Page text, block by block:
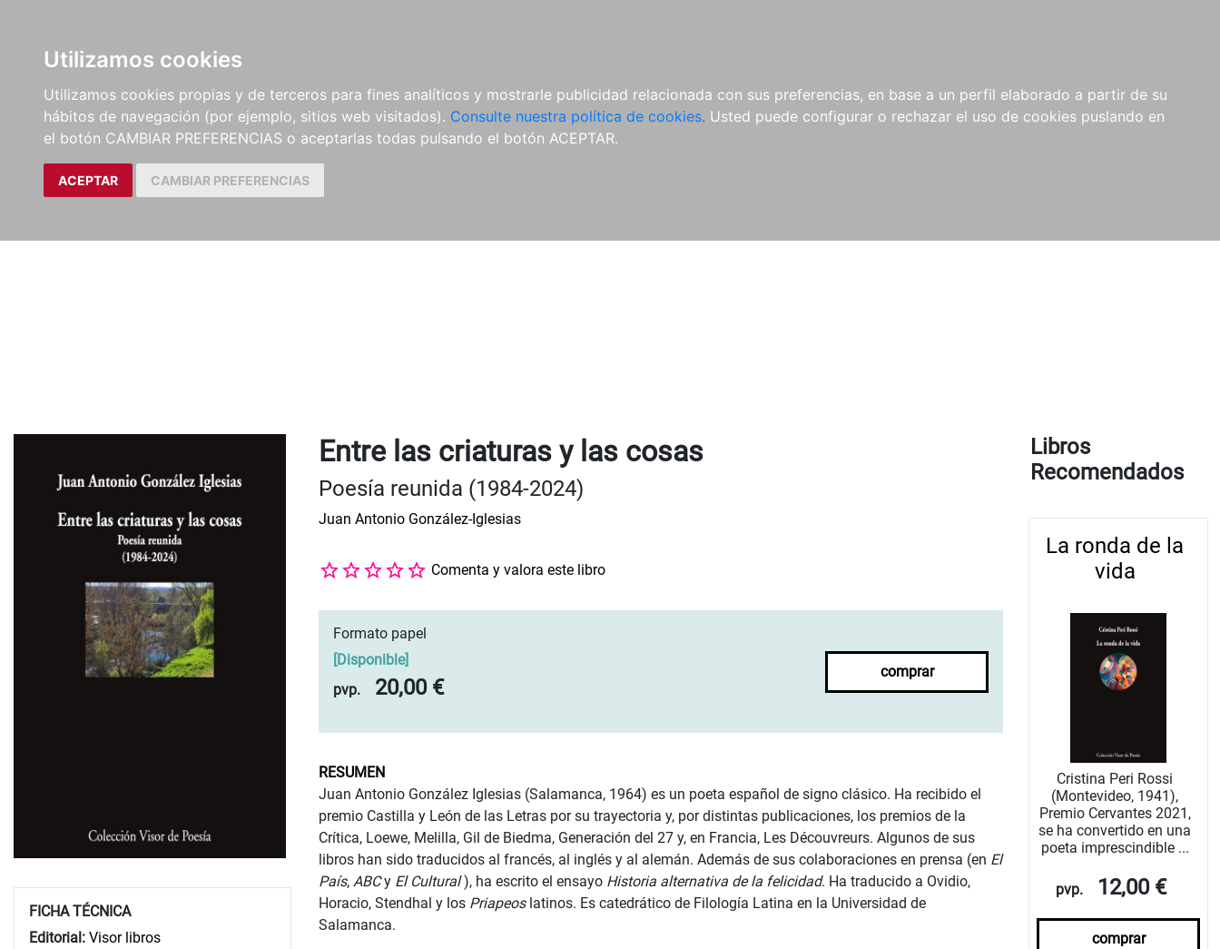
Utilizamos cookies
Utilizamos cookies propias y de terceros para fines analíticos y mostrarle publicidad relacionada con sus preferencias, en base a un perfil elaborado a partir de su
hábitos de navegación (por ejemplo, sitios web visitados). Consulte nuestra política de cookies. Usted puede configurar o rechazar el uso de cookies puslando en
el botón CAMBIAR PREFERENCIAS o aceptarlas todas pulsando el botón ACEPTAR.
ACEPTAR CAMBIAR PREFERENCIAS
FICHA TÉCNICA
Editorial: Visor libros
Entre las criaturas y las cosas
Poesía reunida (1984-2024)
Juan Antonio González-Iglesias
Comenta y valora este libro
Formato papel
Disponible]
pvp.
20,00 €
comprar
RESUMEN
Juan Antonio González Iglesias (Salamanca, 1964) es un poeta español de signo clásico. Ha recibido el
premio Castilla y León de las Letras por su trayectoria y, por distintas publicaciones, los premios de la
Crítica, Loewe, Melilla, Gil de Biedma, Generación del 27 y, en Francia, Les Découvreurs. Algunos de sus
libros han sido traducidos al francés, al inglés y al alemán. Además de sus colaboraciones en prensa (en El
País, ABCy El Cultural), ha escrito el ensayo Historia alternativa de la felicidad. Ha traducido a Ovidio,
Horacio, Stendhal y los Priapeos latinos. Es catedrático de Filología Latina en la Universidad de
Salamanca.
Libros
Recomendados
La ronda de la
vida
Cristina Peri Rossi
(Montevideo, 1941),
Premio Cervantes 2021,
se ha convertido en una
poeta imprescindible ...
pvp. 12,00 €
comprar